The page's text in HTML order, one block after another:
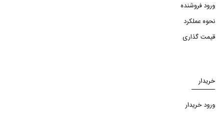
ورود فروشنده
نحوه عملکرد
قیمت گذاری
خریدار
ورود خریدار